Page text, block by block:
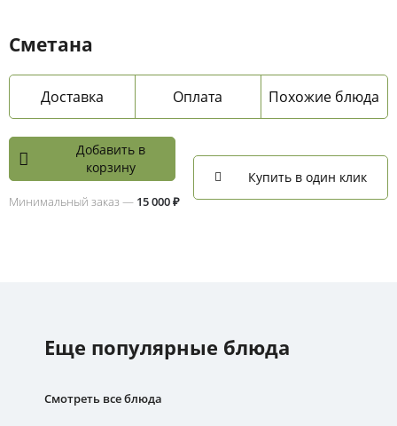
Сметана
Доставка Оплата Похожие блюда
Добавить в
корзину
Минимальный заказ — 15 000 ₽
Купить в один клик
Еще популярные блюда
Смотреть все блюда